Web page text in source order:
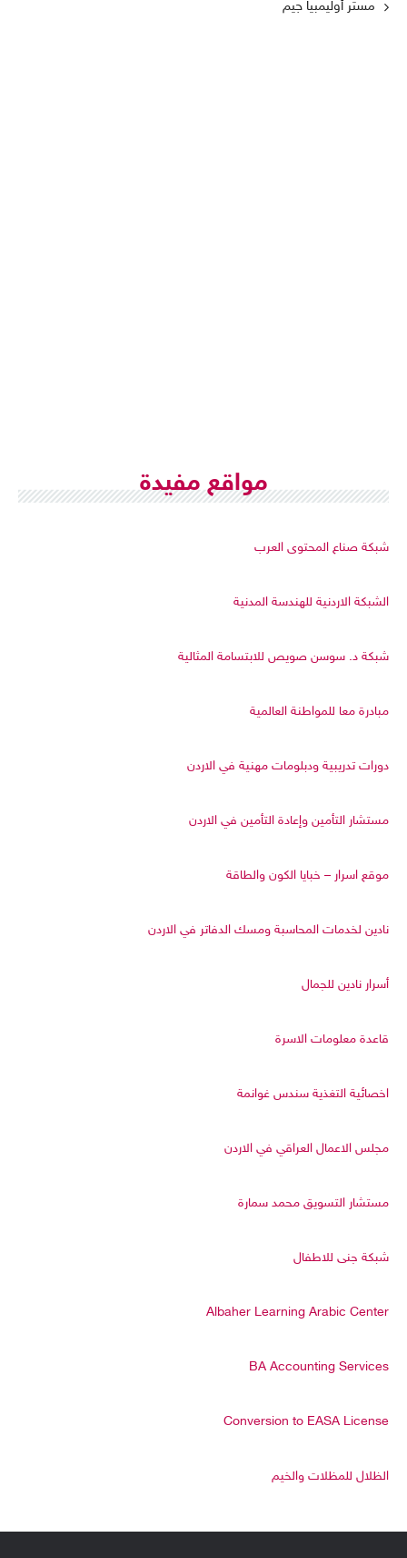
مستر أوليمبيا جيم
مواقع مفيدة
شبكة صناع المحتوى العرب
الشبكة الاردنية للهندسة المدنية
شبكة د. سوسن صويص للابتسامة المثالية
مبادرة معا للمواطنة العالمية
دورات تدريبية ودبلومات مهنية في الاردن
مستشار التأمين وإعادة التأمين في الاردن
موقع اسرار – خبايا الكون والطاقة
نادين لخدمات المحاسبة ومسك الدفاتر في الاردن
أسرار نادين للجمال
قاعدة معلومات الاسرة
اخصائية التغذية سندس غوانمة
مجلس الاعمال العراقي في الاردن
مستشار التسويق محمد سمارة
شبكة جنى للاطفال
Albaher Learning Arabic Center
BA Accounting Services
Conversion to EASA License
الظلال للمظلات والخيم